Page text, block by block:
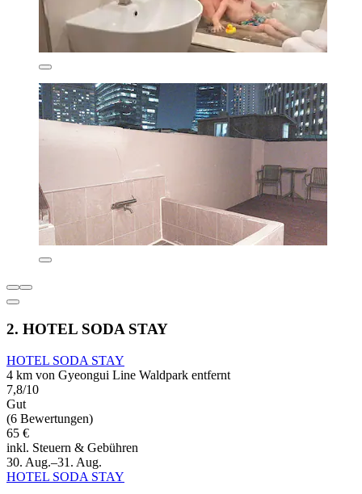
2. HOTEL SODA STAY
HOTEL SODA STAY
4 km von Gyeongui Line Waldpark entfernt
7,8/10
Gut
(6 Bewertungen)
65 €
inkl. Steuern & Gebühren
30. Aug.–31. Aug.
HOTEL SODA STAY